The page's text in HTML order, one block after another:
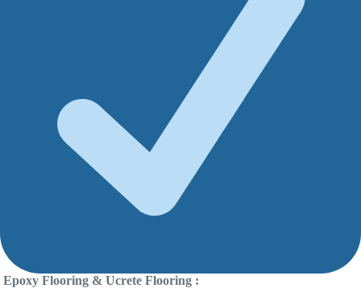
Epoxy Flooring & Ucrete Flooring :